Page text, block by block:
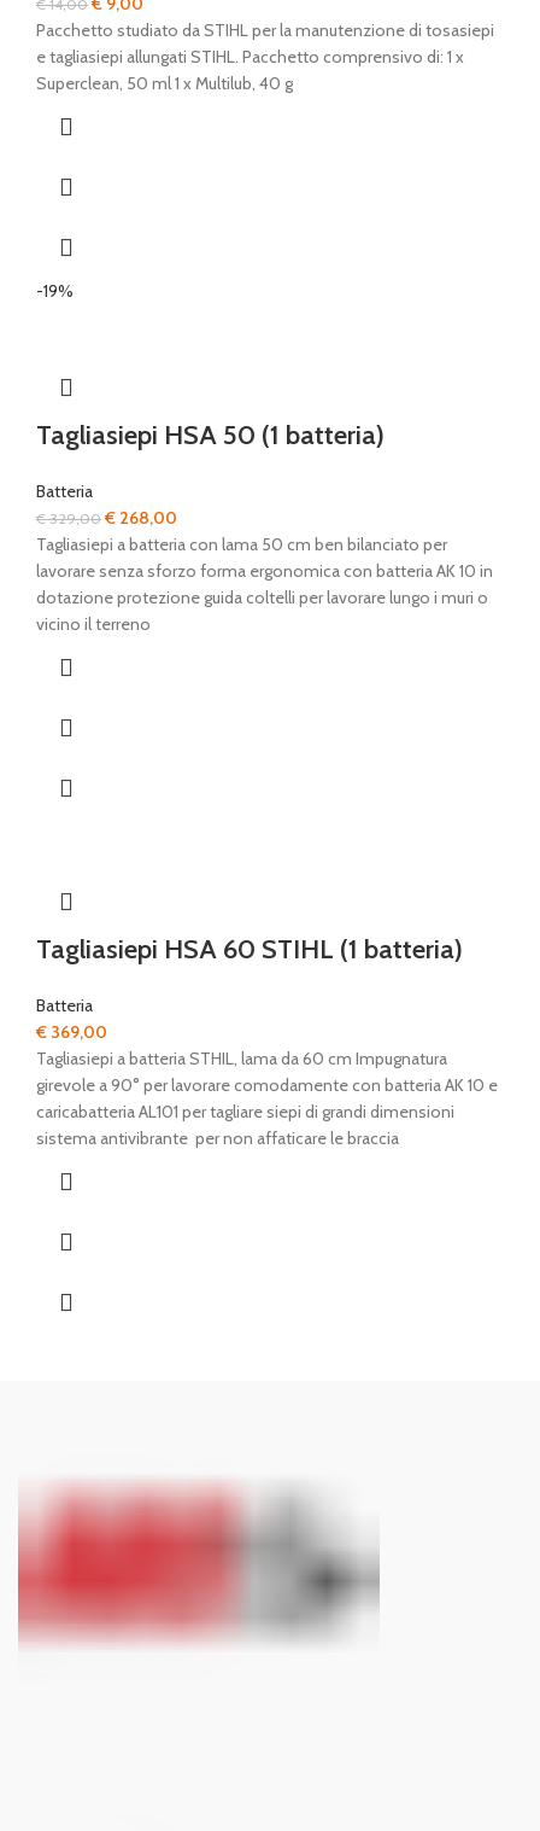
€14,00
prezzo
originale
era:
prezzo
attuale
è:
Pacchetto studiato da STIHL per la manutenzione di tosasiepi
e tagliasiepi allungati STIHL. Pacchetto comprensivo di: 1 x
Superclean, 50 ml 1 x Multilub, 40 g
-19%
Tagliasiepi HSA 50 (1 batteria)
Batteria
€329,00Il
prezzo
originale
era:
€ 329,00.
€ 268,00
prezzo
attuale
è:
Tagliasiepi a batteria con lama 50 cm ben bilanciato per
lavorare senza sforzo forma ergonomica con batteria AK 10 in
dotazione protezione guida coltelli per lavorare lungo i muri o
vicino il terreno
Tagliasiepi HSA 60 STIHL (1 batteria)
Batteria
€ 369,00
Tagliasiepi a batteria STHIL, lama da 60 cm Impugnatura
girevole a 90° per lavorare comodamente con batteria AK 10 e
caricabatteria AL101 per tagliare siepi di grandi dimensioni
sistema antivibrante per non affaticare le braccia